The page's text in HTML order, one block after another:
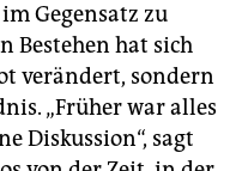
Gegensatz zu
Bestehen hat sich
verändert, sondern
„Früher war alles
Diskussion“, sagt